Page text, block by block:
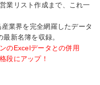
業リスト作成まで、これ一
業界を完全網羅したデータ
最新名簿を収録。
のExcelデータとの併用
段にアップ！